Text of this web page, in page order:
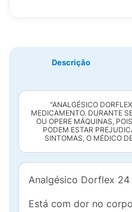
Descrição
"ANALGÉSICO
MEDICAMENTO. DURANTE
OU OPERE MÁQUINAS,
PODEM ESTAR
SINTOMAS, O MÉDICO
Analgésico Dorflex
Está com dor no